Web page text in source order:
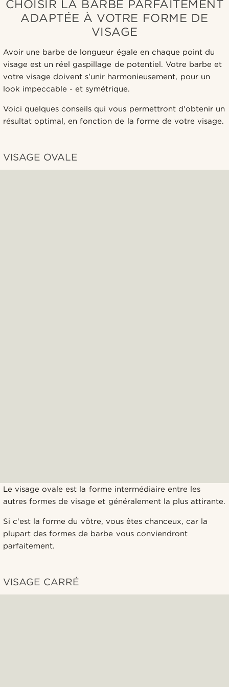
CHOISIR LA BARBE PARFAITEMENT
ADAPTÉE À VOTRE FORME DE
VISAGE
Avoir une barbe de longueur égale en chaque point du
visage est un réel gaspillage de potentiel. Votre barbe et
votre visage doivent s'unir harmonieusement, pour un
look impeccable - et symétrique.
Voici quelques conseils qui vous permettront d'obtenir un
résultat optimal, en fonction de la forme de votre visage.
VISAGE OVALE
Le visage ovale est la forme intermédiaire entre les
autres formes de visage et généralement la plus attirante.
Si c'est la forme du vôtre, vous êtes chanceux, car la
plupart des formes de barbe vous conviendront
parfaitement.
VISAGE CARRÉ